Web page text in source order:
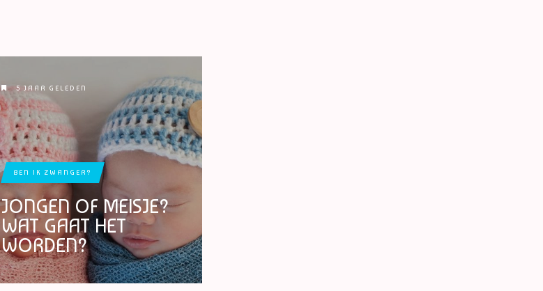
5 JAAR GELEDEN
BEN IK ZWANGER?
JONGEN OF MEISJE?
WAT GAAT HET
WORDEN?